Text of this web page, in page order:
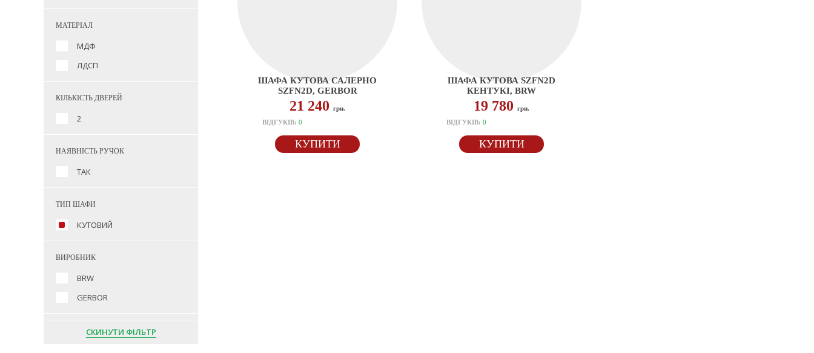
МАТЕРІАЛ
МДФ
ЛДСП
КІЛЬКІСТЬ ДВЕРЕЙ
2
НАЯВНІСТЬ РУЧОК
ТАК
ТИП ШАФИ
КУТОВИЙ
ВИРОБНИК
BRW
GERBOR
СКИНУТИ ФІЛЬТР
ШАФА КУТОВА САЛЕРНО
SZFN2D, GERBOR
21 240 грн.
ВІДГУКІВ: 0
КУПИТИ
ШАФА КУТОВА SZFN2D
КЕНТУКІ, BRW
19 780 грн.
ВІДГУКІВ: 0
КУПИТИ